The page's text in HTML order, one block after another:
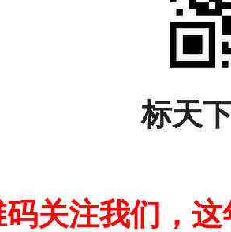
标天
关注我们，